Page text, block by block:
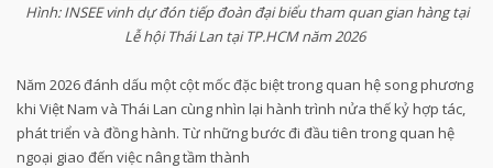
Hình: INSEE vinh dự đón tiếp đoàn đại biểu tham quan gian hàng tại
Lễ hội Thái Lan tại TP.HCM năm 2026
Năm 2026 đánh dấu một cột mốc đặc biệt trong quan hệ song phương
khi Việt Nam và Thái Lan cùng nhìn lại hành trình nửa thế kỷ hợp tác,
phát triển và đồng hành. Từ những bước đi đầu tiên trong quan hệ
ngoại giao đến việc nâng tầm thành